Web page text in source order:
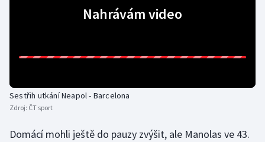
Nahrávám video
Sestřih utkání Neapol - Barcelona
Zdroj: ČT sport
Domácí mohli ještě do pauzy zvýšit, ale Manolas ve 43.